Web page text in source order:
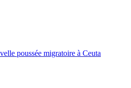
poussée migratoire à Ceuta